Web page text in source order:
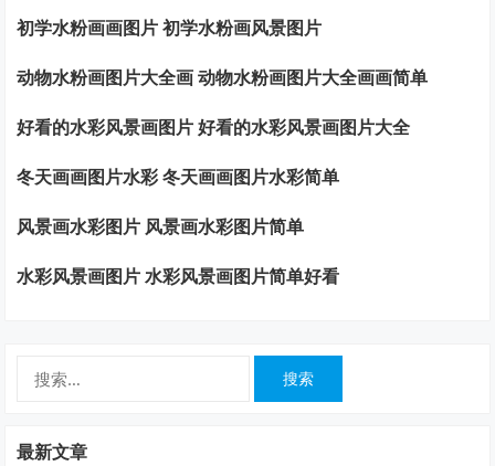
初学水粉画画图片 初学水粉画风景图片
动物水粉画图片大全画 动物水粉画图片大全画画简单
好看的水彩风景画图片 好看的水彩风景画图片大全
冬天画画图片水彩 冬天画画图片水彩简单
风景画水彩图片 风景画水彩图片简单
水彩风景画图片 水彩风景画图片简单好看
最新文章